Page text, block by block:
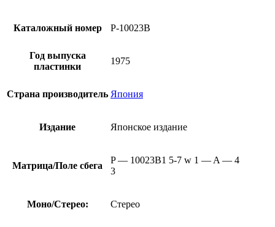
Каталожный номер P-10023B
Год выпуска
пластинки
1975
Страна производитель Япония
Издание Японское издание
Матрица/Поле сбега
P — 10023B1 5-7 w 1 — A — 4
3
Моно/Стерео: Стерео